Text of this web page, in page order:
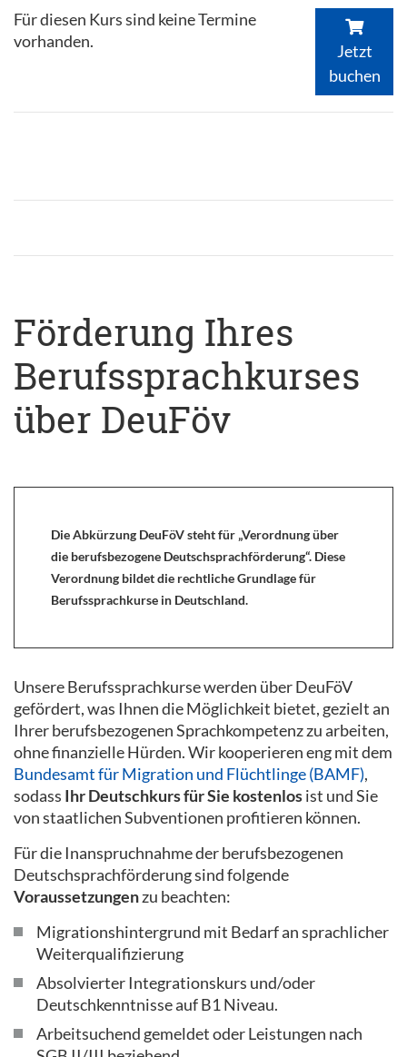
Für diesen Kurs sind keine Termine
vorhanden.
Jetzt
buchen
Förderung Ihres
Berufssprachkurses
über DeuFöv
Die Abkürzung DeuFöV steht für „Verordnung über
die berufsbezogene Deutschsprachförderung“. Diese
Verordnung bildet die rechtliche Grundlage für
Berufssprachkurse in Deutschland.
Unsere Berufssprachkurse werden über DeuFöV
gefördert, was Ihnen die Möglichkeit bietet, gezielt an
Ihrer berufsbezogenen Sprachkompetenz zu arbeiten,
ohne finanzielle Hürden. Wir kooperieren eng mit dem
Bundesamt für Migration und Flüchtlinge (BAMF),
sodass Ihr Deutschkurs für Sie kostenlosist und Sie
von staatlichen Subventionen profitieren können.
Für die Inanspruchnahme der berufsbezogenen
Deutschsprachförderung sind folgende
Voraussetzungenzu beachten:
Migrationshintergrund mit Bedarf an sprachlicher
Weiterqualifizierung
Absolvierter Integrationskurs und/oder
Deutschkenntnisse auf B1 Niveau.
Arbeitsuchend gemeldet oder Leistungen nach